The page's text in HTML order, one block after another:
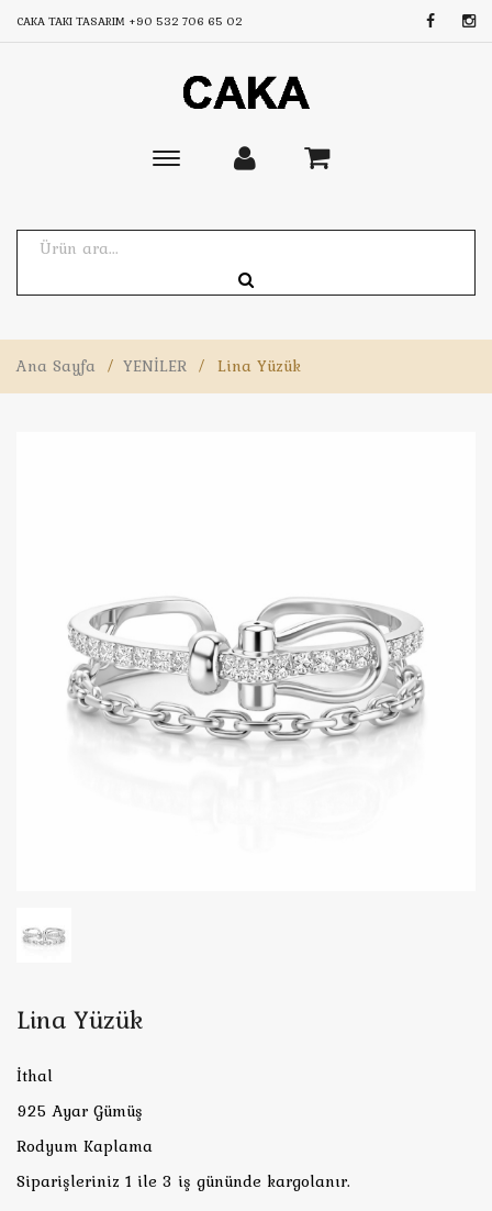
CAKA TAKI TASARIM +90 532 706 65 02
Toggle
Ana Sayfa / YENİLER / Lina Yüzük
Lina Yüzük
İthal
925 Ayar Gümüş
Rodyum Kaplama
Siparişleriniz 1 ile 3 iş gününde kargolanır.